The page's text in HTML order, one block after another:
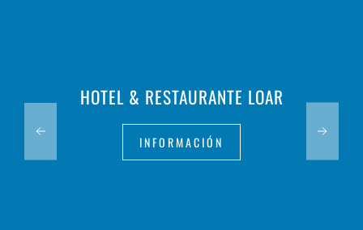
HOTEL & RESTAURANTE LOAR
INFORMACIÓN